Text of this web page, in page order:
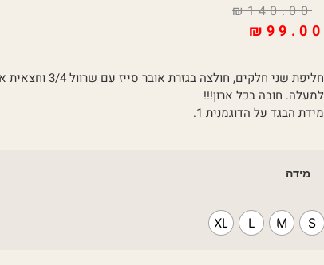
₪140.00
₪ 99.00
חליפת שני חלקים, חולצה בגזרת אובר סייז עם שרוול 3/4 וחצאית ארוכה עם גומי
למעלה. חובה בכל ארון!!!
מידת הבגד על הדוגמנית 1.
מידה
S
M
L
XL